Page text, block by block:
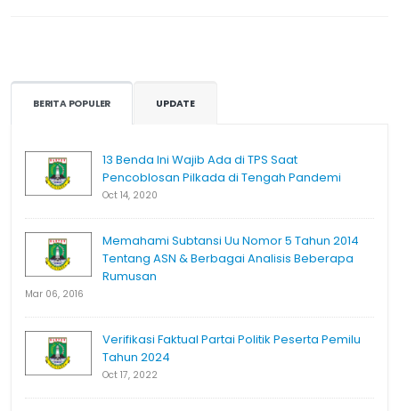
BERITA POPULER UPDATE
13 Benda Ini Wajib Ada di TPS Saat
Pencoblosan Pilkada di Tengah Pandemi
Oct 14, 2020
Memahami Subtansi Uu Nomor 5 Tahun 2014
Tentang ASN & Berbagai Analisis Beberapa
Rumusan
Mar 06, 2016
Verifikasi Faktual Partai Politik Peserta Pemilu
Tahun 2024
Oct 17, 2022